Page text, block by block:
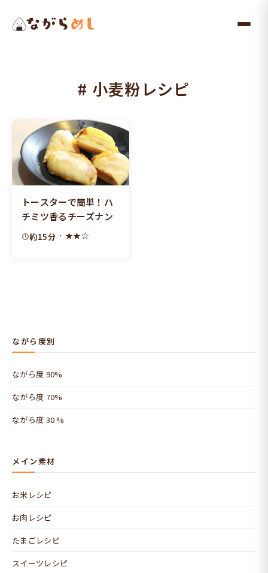
# 小麦粉レシピ
トースターで簡単！ハ
チミツ香るチーズナン
約15分 · ★★☆
ながら度別
ながら度 90%
ながら度 70%
ながら度 30 %
メイン素材
お米レシピ
お肉レシピ
たまごレシピ
スイーツレシピ